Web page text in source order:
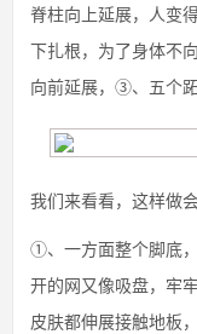
脊柱向上延展，人变
下扎根，为了身体不
向前延展，③、五个
我们来看看，这样做
①、一方面整个脚底
开的网又像吸盘，牢
皮肤都伸展接触地板